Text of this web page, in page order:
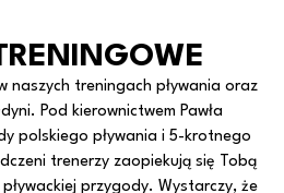
naszych treningach pływania oraz
Pod kierownictwem Pawła
polskiego pływania i 5-krotnego
trenerzy zaopiekują się Tobą
przygody. Wystarczy, że